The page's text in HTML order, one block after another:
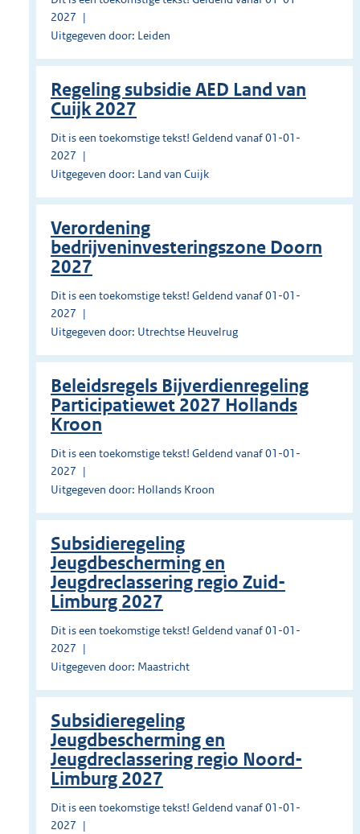
2027
Uitgegeven door: Leiden
Regeling subsidie AED Land van
Cuijk 2027
Dit is een toekomstige tekst! Geldend vanaf 01-01-
2027
Uitgegeven door: Land van Cuijk
Verordening
bedrijveninvesteringszone Doorn
2027
Dit is een toekomstige tekst! Geldend vanaf 01-01-
2027
Uitgegeven door: Utrechtse Heuvelrug
Beleidsregels Bijverdienregeling
Participatiewet 2027 Hollands
Kroon
Dit is een toekomstige tekst! Geldend vanaf 01-01-
2027
Uitgegeven door: Hollands Kroon
Subsidieregeling
Jeugdbescherming en
Jeugdreclassering regio Zuid-
Limburg 2027
Dit is een toekomstige tekst! Geldend vanaf 01-01-
2027
Uitgegeven door: Maastricht
Subsidieregeling
Jeugdbescherming en
Jeugdreclassering regio Noord-
Limburg 2027
Dit is een toekomstige tekst! Geldend vanaf 01-01-
2027